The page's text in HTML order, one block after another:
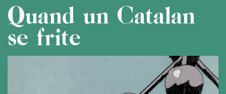
Quand un Catalan
se frite